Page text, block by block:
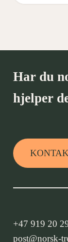
Har du
hjelper
+47 919 20
post@norsk-